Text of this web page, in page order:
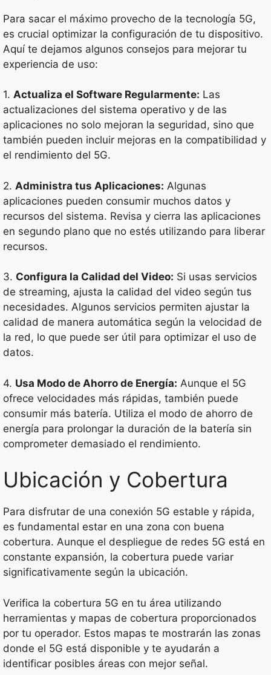
Para sacar el máximo provecho de la tecnología 5G,
es crucial optimizar la configuración de tu dispositivo.
Aquí te dejamos algunos consejos para mejorar tu
experiencia de uso:
1. Actualiza el Software Regularmente: Las
actualizaciones del sistema operativo y de las
aplicaciones no solo mejoran la seguridad, sino que
también pueden incluir mejoras en la compatibilidad y
el rendimiento del 5G.
2. Administra tus Aplicaciones: Algunas
aplicaciones pueden consumir muchos datos y
recursos del sistema. Revisa y cierra las aplicaciones
en segundo plano que no estés utilizando para liberar
recursos.
3. Configura la Calidad del Video: Si usas servicios
de streaming, ajusta la calidad del video según tus
necesidades. Algunos servicios permiten ajustar la
calidad de manera automática según la velocidad de
la red, lo que puede ser útil para optimizar el uso de
datos.
4. Usa Modo de Ahorro de Energía: Aunque el 5G
ofrece velocidades más rápidas, también puede
consumir más batería. Utiliza el modo de ahorro de
energía para prolongar la duración de la batería sin
comprometer demasiado el rendimiento.
Ubicación y Cobertura
Para disfrutar de una conexión 5G estable y rápida,
es fundamental estar en una zona con buena
cobertura. Aunque el despliegue de redes 5G está en
constante expansión, la cobertura puede variar
significativamente según la ubicación.
Verifica la cobertura 5G en tu área utilizando
herramientas y mapas de cobertura proporcionados
por tu operador. Estos mapas te mostrarán las zonas
donde el 5G está disponible y te ayudarán a
identificar posibles áreas con mejor señal.